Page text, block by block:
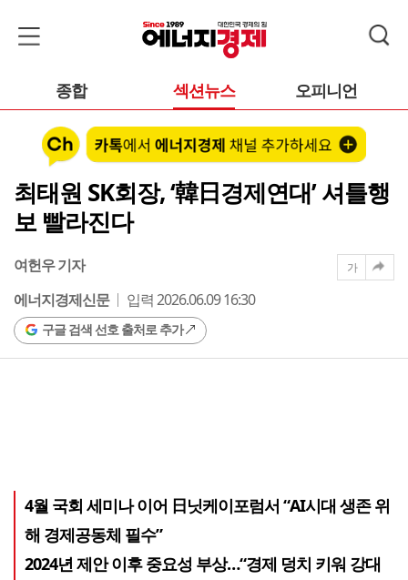
종합 섹션뉴스 오피니언
최태원 SK회장, ‘韓日경제연대’ 셔틀행
보 빨라진다
여헌우 기자
에너지경제신문
입력 2026.06.09 16:30
구글 검색 선호 출처로 추가
가
4월 국회 세미나 이어 日닛케이포럼서 “AI시대 생존 위
해 경제공동체 필수”
2024년 제안 이후 중요성 부상…“경제 덩치 키워 강대